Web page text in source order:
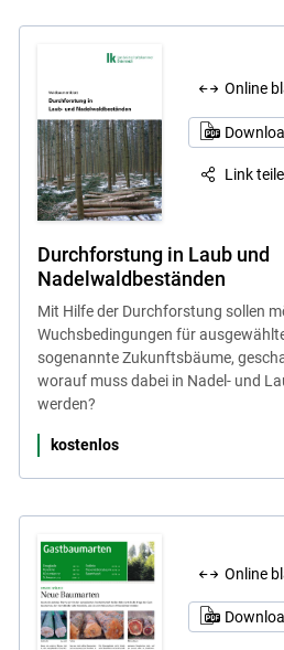
Online
Link
Durchforstung in Laub und
Nadelwaldbeständen
Mit Hilfe der Durchforstung sollen
Wuchsbedingungen für
sogenannte Zukunftsbäume,
worauf muss dabei in Nadel- und
werden?
kostenlos
Online